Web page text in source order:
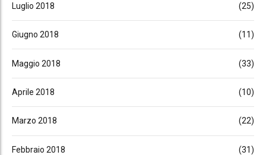
Luglio 2018 (25)
Giugno 2018 (11)
Maggio 2018 (33)
Aprile 2018 (10)
Marzo 2018 (22)
Febbraio 2018 (31)